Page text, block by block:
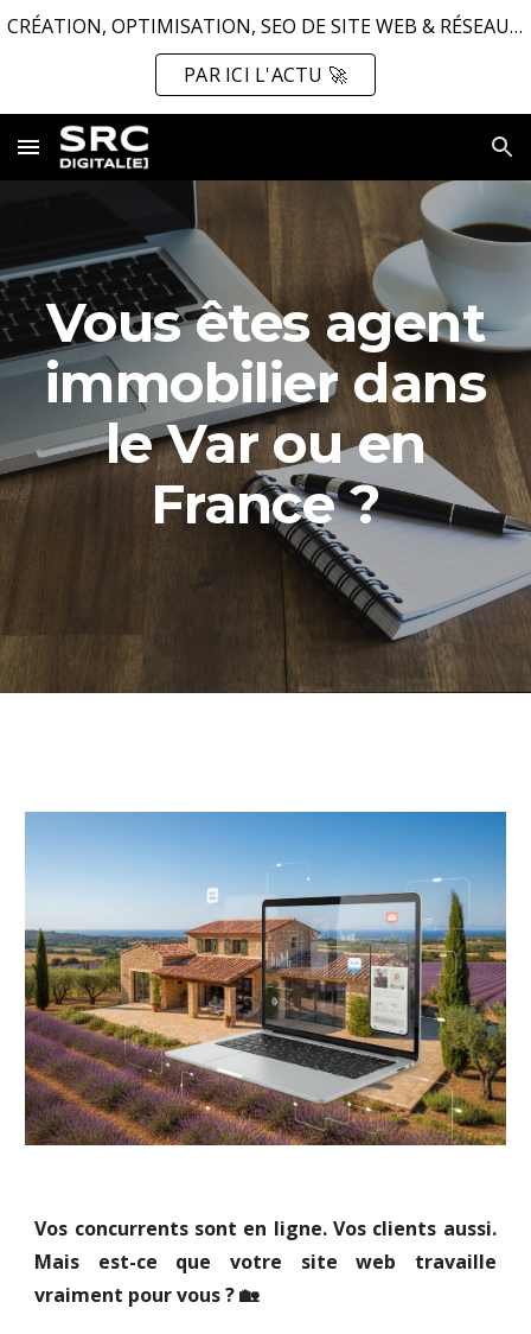
CRÉATION, OPTIMISATION, SEO DE SITE WEB & RÉSEAUX SOCIAUX ...
PAR ICI L'ACTU 🚀
Vous êtes agent
immobilier dans
le Var ou en
France ?
Vos concurrents sont en ligne. Vos clients aussi.
Mais est-ce que votre site web travaille
vraiment pour vous ? 🏡